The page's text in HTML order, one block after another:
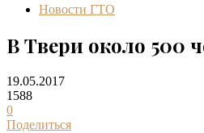
Новости ГТО
В Твери около
19.05.2017
1588
0
Поделиться